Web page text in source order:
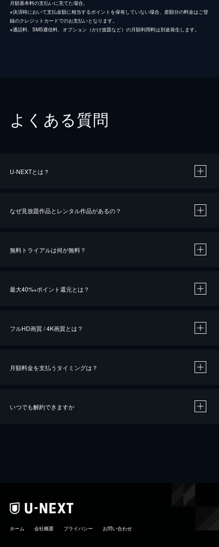
月額基本料の支払いに充てた場合。
※決済時において支払金額に相当するポイントを保有していない場合、差額分の料金はご登
録のクレジットカードでのお支払いとなります。
※通話料、SMS通信料、オプション（かけ放題など）の月額利用料は別途発生します。
よくある質問
U-NEXTとは？
なぜ見放題作品とレンタル作品があるの？
無料トライアルは何が無料？
最大40%※ポイント還元とは？
※40％ポイント還元の対象は、クレジットカード決済による作品の購入 / レンタルです。
フルHD画質 / 4K画質とは？
月額料金を支払うタイミングは？
いつでも解約できますか
ホーム 会社概要 プライバシー お問い合わせ